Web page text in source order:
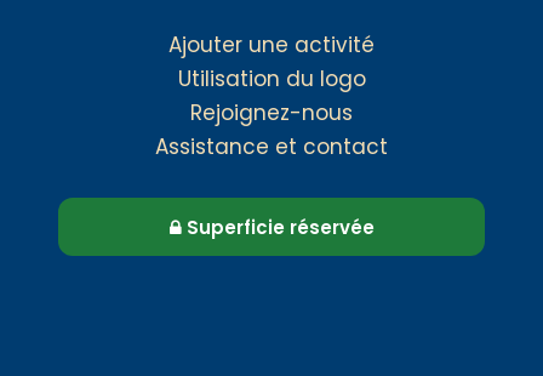
Ajouter une activité
Utilisation du logo
Rejoignez-nous
Assistance et contact
Superficie réservée